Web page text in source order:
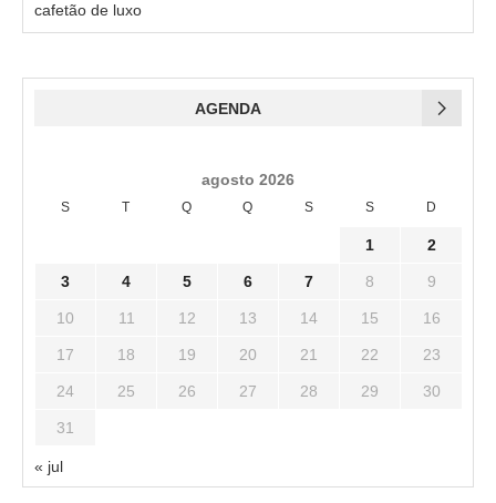
cafetão de luxo
AGENDA
agosto 2026
S T Q Q S S D
1 2
3 4 5 6 7 8 9
10 11 12 13 14 15 16
17 18 19 20 21 22 23
24 25 26 27 28 29 30
31
« jul